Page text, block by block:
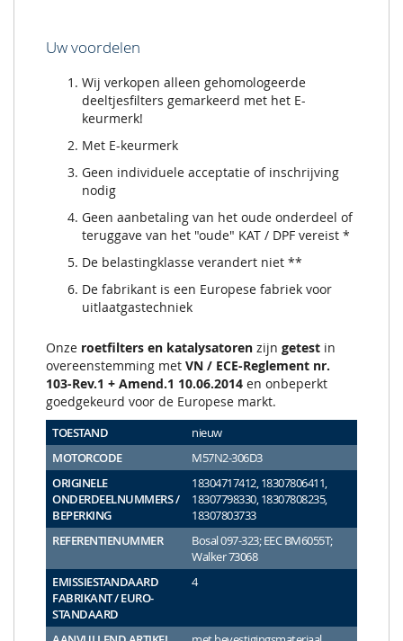
Uw voordelen
Wij verkopen alleen gehomologeerde
deeltjesfilters gemarkeerd met het E-
keurmerk!
Met E-keurmerk
Geen individuele acceptatie of inschrijving
nodig
Geen aanbetaling van het oude onderdeel of
teruggave van het "oude" KAT / DPF vereist *
De belastingklasse verandert niet **
De fabrikant is een Europese fabriek voor
uitlaatgastechniek
Onze roetfilters en katalysatoren zijn getest in
overeenstemming met VN / ECE-Reglement nr.
103-Rev.1 + Amend.1 10.06.2014 en onbeperkt
goedgekeurd voor de Europese markt.
TOESTAND
nieuw
MOTORCODE
M57N2-306D3
ORIGINELE
ONDERDEELNUMMERS /
BEPERKING
18304717412, 18307806411,
18307798330, 18307808235,
18307803733
REFERENTIENUMMER
Bosal 097-323; EEC BM6055T;
Walker 73068
EMISSIESTANDAARD
FABRIKANT / EURO-
STANDAARD
4